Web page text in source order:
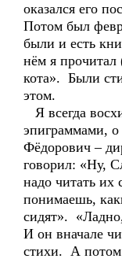
оказался его
Потом был
были и есть
нём я
кота». Были
этом.
Я всегда
эпиграммами,
Фёдорович –
говорил: «Ну,
надо читать
понимаешь,
сидят».
И он вначале
стихи. А